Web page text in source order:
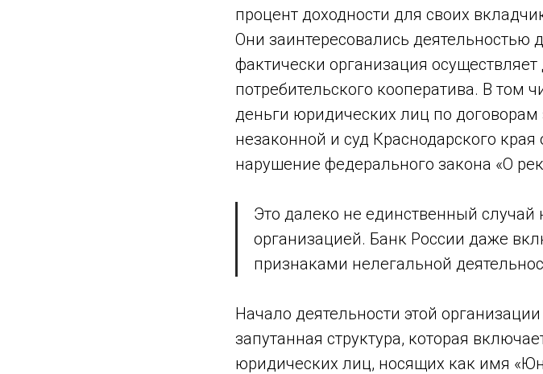
процент доходности для своих
Они заинтересовались деятельностью
фактически организация
потребительского кооператива. В том
деньги юридических лиц по
незаконной и суд Краснодарского
нарушение федерального закона «О
Это далеко не единственный
организацией. Банк России даже
признаками нелегальной
Начало деятельности этой
запутанная структура, которая
юридических лиц, носящих как имя